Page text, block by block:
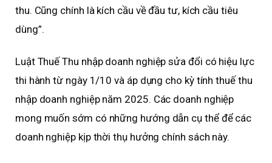
thu. Cũng chính là kích cầu về đầu tư, kích cầu tiêu
dùng”.
Luật Thuế Thu nhập doanh nghiệp sửa đổi có hiệu lực
thi hành từ ngày 1/10 và áp dụng cho kỳ tính thuế thu
nhập doanh nghiệp năm 2025. Các doanh nghiệp
mong muốn sớm có những hướng dẫn cụ thể để các
doanh nghiệp kịp thời thụ hưởng chính sách này.